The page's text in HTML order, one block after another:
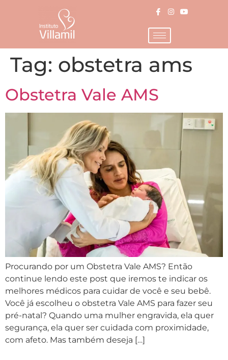
Tag: obstetra ams
Obstetra Vale AMS
Procurando por um Obstetra Vale AMS? Então
continue lendo este post que iremos te indicar os
melhores médicos para cuidar de você e seu bebê.
Você já escolheu o obstetra Vale AMS para fazer seu
pré-natal? Quando uma mulher engravida, ela quer
segurança, ela quer ser cuidada com proximidade,
com afeto. Mas também deseja […]